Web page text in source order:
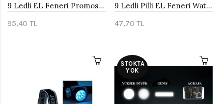
9 Ledli EL Feneri Promosyon Ürünü Watton Wt-032
95,40 TL
9 Ledli Pilli EL Feneri Watton Wt-036
47,70 TL
STOKTA
YOK